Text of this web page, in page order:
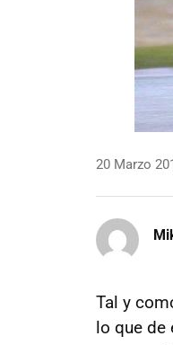
20 Marzo
Tal y
lo que de